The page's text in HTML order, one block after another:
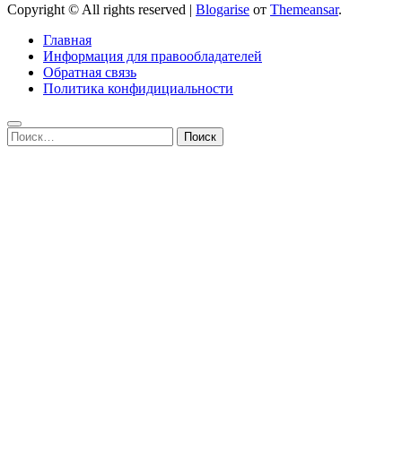
Copyright © All rights reserved | Blogarise от Themeansar.
Главная
Информация для правообладателей
Обратная связь
Политика конфидициальности
Найти: